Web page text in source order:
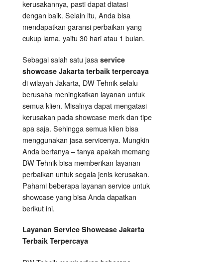
kerusakannya, pasti dapat diatasi
dengan baik. Selain itu, Anda bisa
mendapatkan garansi perbaikan yang
cukup lama, yaitu 30 hari atau 1 bulan.
Sebagai salah satu jasa service
showcase Jakarta terbaik terpercaya
di wilayah Jakarta, DW Tehnik selalu
berusaha meningkatkan layanan untuk
semua klien. Misalnya dapat mengatasi
kerusakan pada showcase merk dan tipe
apa saja. Sehingga semua klien bisa
menggunakan jasa servicenya. Mungkin
Anda bertanya – tanya apakah memang
DW Tehnik bisa memberikan layanan
perbaikan untuk segala jenis kerusakan.
Pahami beberapa layanan service untuk
showcase yang bisa Anda dapatkan
berikut ini.
Layanan Service Showcase Jakarta
Terbaik Terpercaya